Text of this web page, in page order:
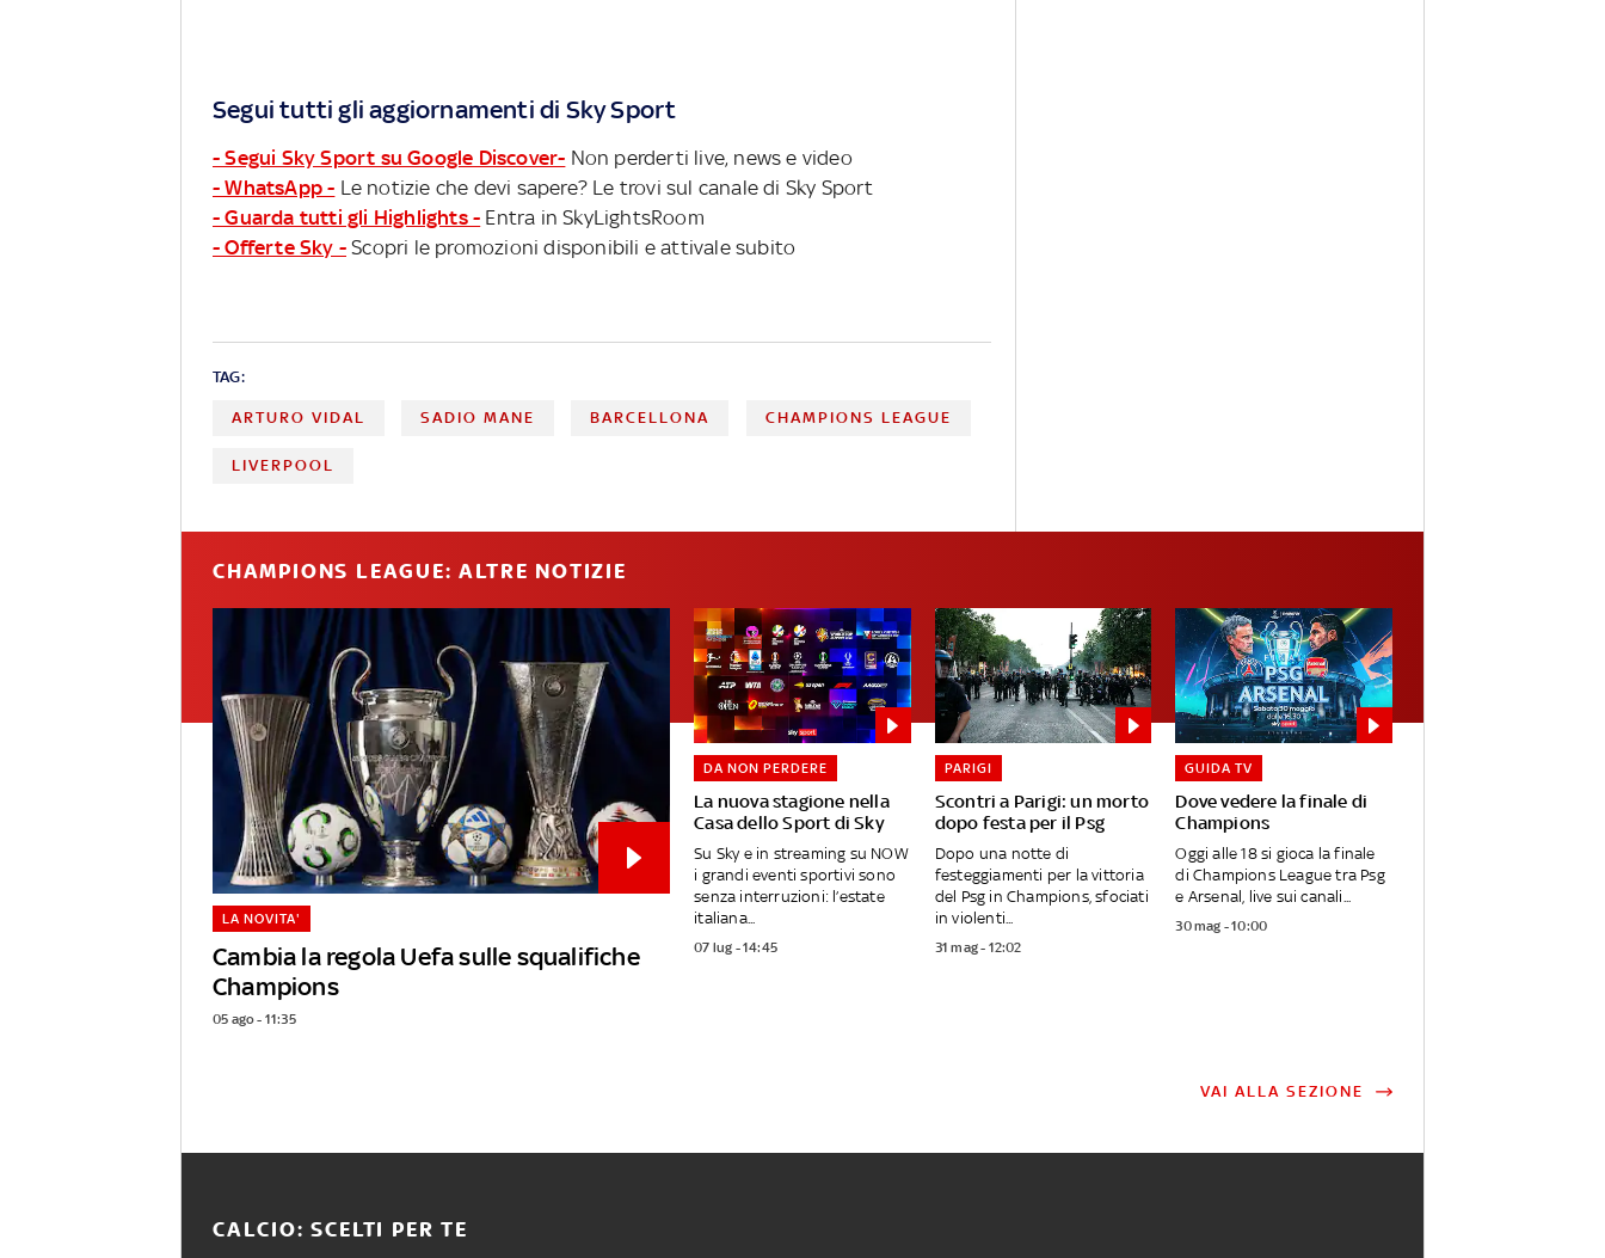
Segui tutti gli aggiornamenti di Sky Sport
- Segui Sky Sport su Google Discover- Non perderti live, news e video
- WhatsApp - Le notizie che devi sapere? Le trovi sul canale di Sky Sport
- Guarda tutti gli Highlights - Entra in SkyLightsRoom
- Offerte Sky - Scopri le promozioni disponibili e attivale subito
TAG:
ARTURO VIDAL SADIO MANE BARCELLONA CHAMPIONS LEAGUE
LIVERPOOL
CHAMPIONS LEAGUE: ALTRE NOTIZIE
Cambia la regola Uefa sulle squalifiche
Champions
LA NOVITA'
05 ago - 11:35
La nuova stagione nella
Casa dello Sport di Sky
DA NON PERDERE
Su Sky e in streaming su NOW
i grandi eventi sportivi sono
senza interruzioni: l’estate
italiana...
07 lug - 14:45
Scontri a Parigi: un morto
dopo festa per il Psg
PARIGI
Dopo una notte di
festeggiamenti per la vittoria
del Psg in Champions, sfociati
in violenti...
31 mag - 12:02
Dove vedere la finale di
Champions
GUIDA TV
Oggi alle 18 si gioca la finale
di Champions League tra Psg
e Arsenal, live sui canali...
30 mag - 10:00
VAI ALLA SEZIONE
CALCIO: SCELTI PER TE